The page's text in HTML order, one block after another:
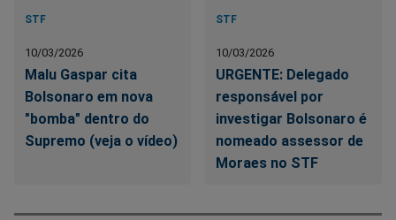
STF
10/03/2026
Malu Gaspar cita
Bolsonaro em nova
"bomba" dentro do
Supremo (veja o vídeo)
STF
10/03/2026
URGENTE: Delegado
responsável por
investigar Bolsonaro é
nomeado assessor de
Moraes no STF